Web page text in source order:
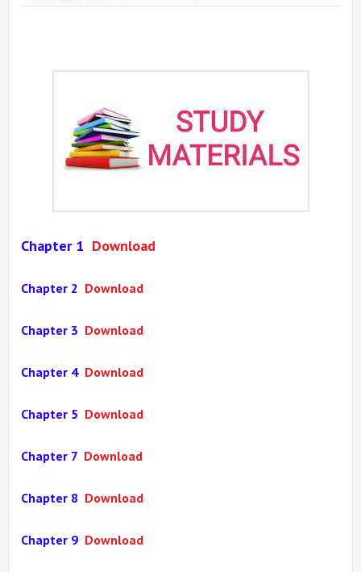
Chapter 1 Download
Chapter 2 Download
Chapter 3 Download
Chapter 4 Download
Chapter 5 Download
Chapter 7 Download
Chapter 8 Download
Chapter 9 Download